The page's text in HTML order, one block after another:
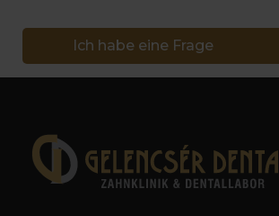
Ich habe eine Frage